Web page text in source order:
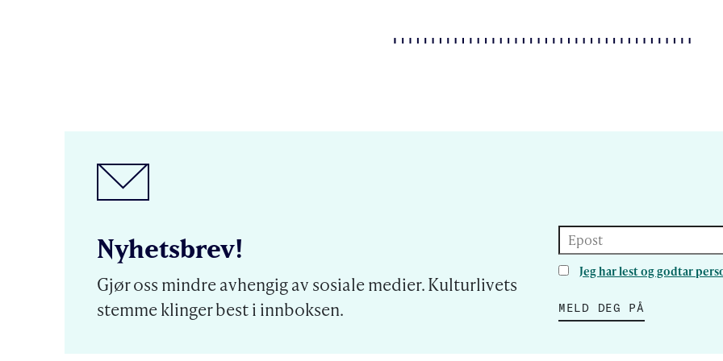
Nyhetsbrev!
Gjør oss mindre avhengig av sosiale medier. Kulturlivets
stemme klinger best i innboksen.
Epost
Jeg har lest og godtar
MELD DEG PÅ